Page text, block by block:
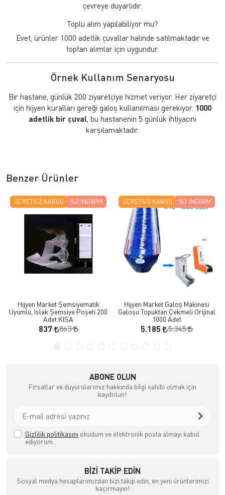
çevreye duyarlıdır.
Toplu alım yapılabiliyor mu?
Evet, ürünler 1000 adetlik çuvallar halinde satılmaktadır ve
toptan alımlar için uygundur.
Örnek Kullanım Senaryosu
Bir hastane, günlük 200 ziyaretçiye hizmet veriyor. Her ziyaretçi
için hijyen kuralları gereği galoş kullanılması gerekiyor. 1000
adetlik bir çuval , bu hastanenin 5 günlük ihtiyacını
karşılamaktadır.
Benzer Ürünler
ÜCRETSIZ KARGO
Hijyen Market Şemsiyematik
Uyumlu, Islak Şemsiye Poşeti 200
Adet KISA
837 863
%3 İNDIRIM ÜCRETSIZ KARGO
Hijyen Market Galoş Makinesi
Galoşu Topuktan Çekmeli Orijinal
1000 Adet
5.185 5.345
%3 İNDIRIM
ABONE OLUN
Fırsatlar ve duyurularımız hakkında bilgi sahibi olmak için
kaydolun!
Gizlilik politikasını okudum ve elektronik posta almayı kabul
ediyorum.
BIZI TAKIP EDIN
Sosyal medya hesaplarımızdan bizi takip edin, en yeni ürünlerimizi
kaçırmayın!